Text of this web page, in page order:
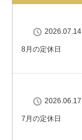
2026.07.14
8月の定休日
2026.06.17
7月の定休日